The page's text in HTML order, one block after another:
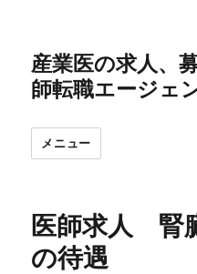
産業医の求人、
師転職エージェ
メニュー
医師求人 腎
の待遇